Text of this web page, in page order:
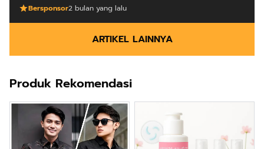
Bersponsor2 bulan yang lalu
ARTIKEL LAINNYA
Produk Rekomendasi